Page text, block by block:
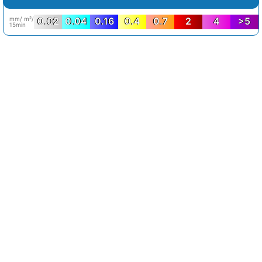
mm/ m²/
15min
0.02 0.04 0.16 0.4 0.7 2 4 >5